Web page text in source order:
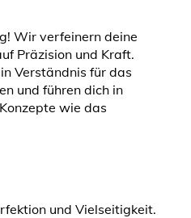
Wir verfeinern deine
Präzision und Kraft.
Verständnis für das
und führen dich in
wie das
und Vielseitigkeit.